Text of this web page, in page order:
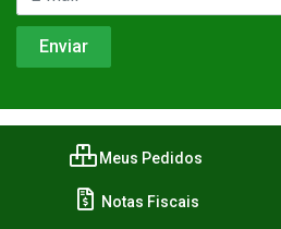
Meus Pedidos
Notas Fiscais